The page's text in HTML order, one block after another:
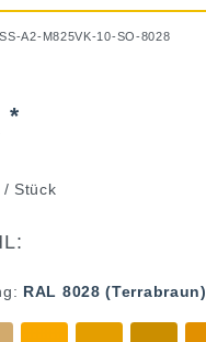
A2-M825VK-10-SO-8028
*
/ Stück
RAL 8028 (Terrabraun)